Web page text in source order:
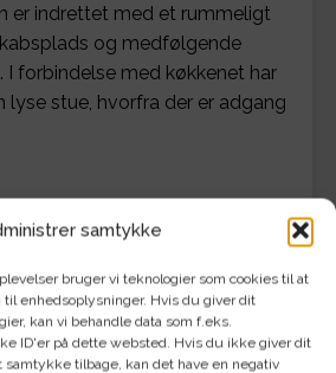
samtykke
bruger vi teknologier som cookies til at
enhedsoplysninger. Hvis du giver dit
kan vi behandle data som f.eks.
ID'er på dette websted. Hvis du ikke giver dit
tilbage, kan det have en negativ
er indrettet med et rummeligt
og medfølgende
I forbindelse med køkkenet har
lyse stue, hvorfra der er adgang
og økonomi